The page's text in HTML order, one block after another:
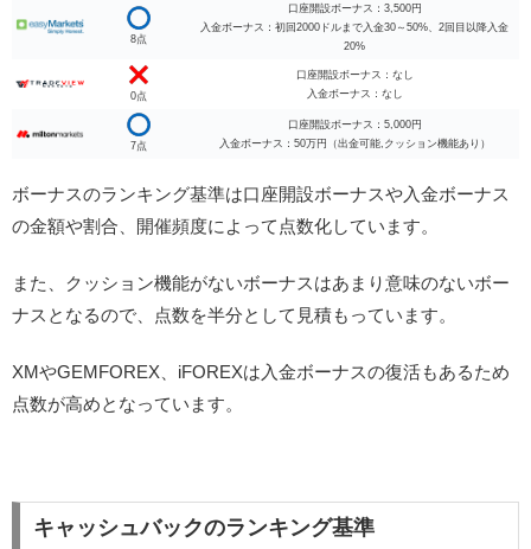
8点
口座開設ボーナス：3,500円
入金ボーナス：初回2000ドルまで入金30～50%、2回目以降入金
20%
0点
口座開設ボーナス：なし
入金ボーナス：なし
7点
口座開設ボーナス：5,000円
入金ボーナス：50万円（出金可能,クッション機能あり）
ボーナスのランキング基準は口座開設ボーナスや入金ボーナス
の金額や割合、開催頻度によって点数化しています。
また、クッション機能がないボーナスはあまり意味のないボー
ナスとなるので、点数を半分として見積もっています。
XMやGEMFOREX、iFOREXは入金ボーナスの復活もあるため
点数が高めとなっています。
キャッシュバックのランキング基準